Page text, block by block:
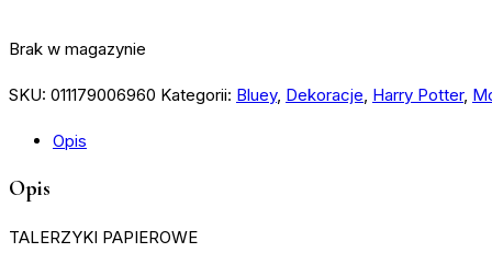
Brak w magazynie
SKU: 011179006960 Kategorii: Bluey, Dekoracje Harry Potter,
Opis
Opis
TALERZYKI PAPIEROWE